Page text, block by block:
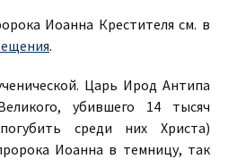
Иоанна Крестителя см. в
.
Царь Ирод Антипа
убившего 14 тысяч
среди них Христа)
Иоанна в темницу, так